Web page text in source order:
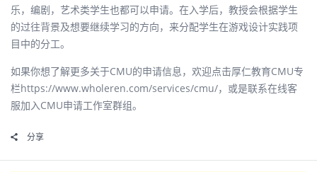
乐，编剧，艺术类学生也都可以申请。在入学后，教授会根据学生
的过往背景及想要继续学习的方向，来分配学生在游戏设计实践项
目中的分工。
如果你想了解更多关于CMU的申请信息，欢迎点击厚仁教育CMU专
栏https://www.wholeren.com/services/cmu/，或是联系在线客
服加入CMU申请工作室群组。
分享